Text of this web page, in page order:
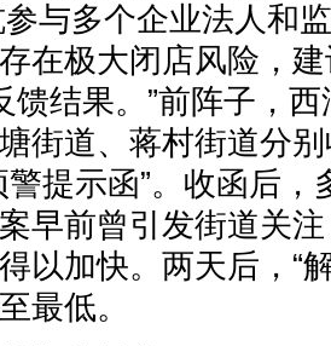
与多个企业法人和
在极大闭店风险，
馈结果。”前阵子，
街道、蒋村街道分
警提示函”。收函后
早前曾引发街道关
以加快。两天后，“
最低。